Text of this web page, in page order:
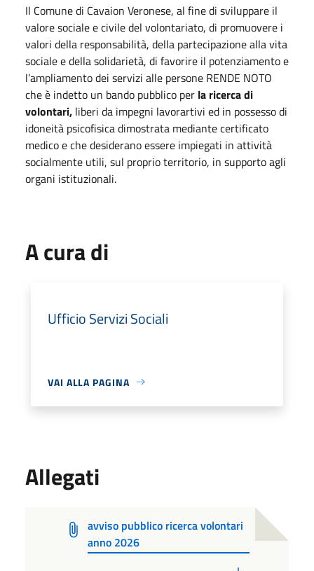
Il Comune di Cavaion Veronese, al fine di sviluppare il
valore sociale e civile del volontariato, di promuovere i
valori della responsabilità, della partecipazione alla vita
sociale e della solidarietà, di favorire il potenziamento e
l’ampliamento dei servizi alle persone RENDE NOTO
che è indetto un bando pubblico per la ricerca di
volontari, liberi da impegni lavorartivi ed in possesso di
idoneità psicofisica dimostrata mediante certificato
medico e che desiderano essere impiegati in attività
socialmente utili, sul proprio territorio, in supporto agli
organi istituzionali.
A cura di
Ufficio Servizi Sociali
VAI ALLA PAGINA
Allegati
avviso pubblico ricerca volontari
anno 2026